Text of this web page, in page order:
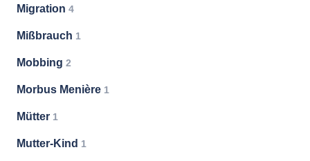
Migration 4
Mißbrauch 1
Mobbing 2
Morbus Menière 1
Mütter 1
Mutter-Kind 1